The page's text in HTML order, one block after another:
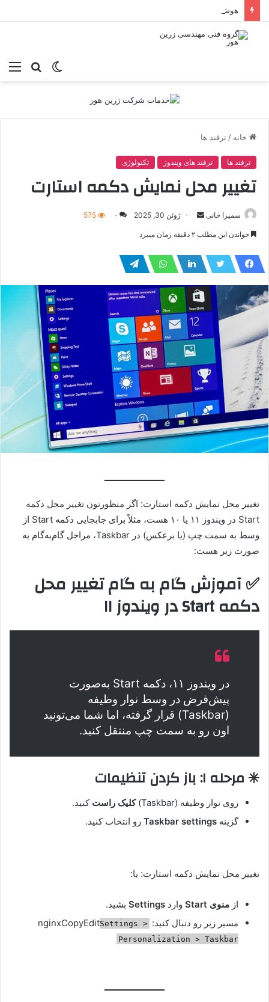
جستجو
تغییر
خانه / ترفند ها
ترفند ها ترفند های ویندوز تکنولوژی
تغییر محل نمایش دکمه استارت
سمیرا خانی
ارسالژوئن 30, 2025 ۰ 575
خواندن این مطلب ۲ دقیقه زمان میبرد
تغییر محل نمایش دکمه استارت: اگر منظورتون تغییر محل دکمه
Start در ویندوز ۱۱ یا ۱۰ هست، مثلاً برای جابجایی دکمه Start از
وسط به سمت چپ (یا برعکس) در Taskbar، مراحل گام‌به‌گام به
صورت زیر هست:
✅ آموزش گام به گام تغییر محل
دکمه Start در ویندوز ۱۱
در ویندوز ۱۱، دکمه Start به‌صورت
پیش‌فرض در وسط نوار وظیفه
(Taskbar) قرار گرفته، اما شما می‌تونید
اون رو به سمت چپ منتقل کنید.
✳️ مرحله ۱: باز کردن تنظیمات
روی نوار وظیفه (Taskbar) کلیک راست کنید.
گزینه Taskbar settings رو انتخاب کنید.
تغییر محل نمایش دکمه استارت: یا:
از منوی Start وارد Settings بشید.
مسیر زیر رو دنبال کنید: nginxCopyEdit Settings >
Personalization > Taskbar